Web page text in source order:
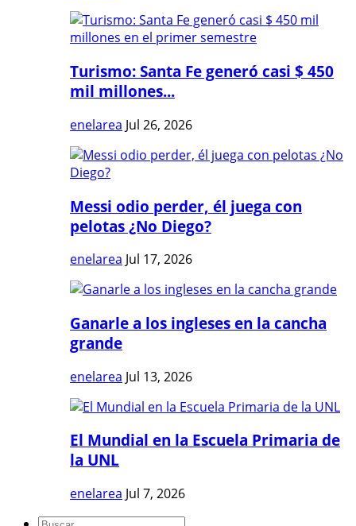
Turismo: Santa Fe generó casi $ 450
mil millones...
enelarea Jul 26, 2026
Messi odio perder, él juega con
pelotas ¿No Diego?
enelarea Jul 17, 2026
Ganarle a los ingleses en la cancha
grande
enelarea Jul 13, 2026
El Mundial en la Escuela Primaria de
la UNL
enelarea Jul 7, 2026